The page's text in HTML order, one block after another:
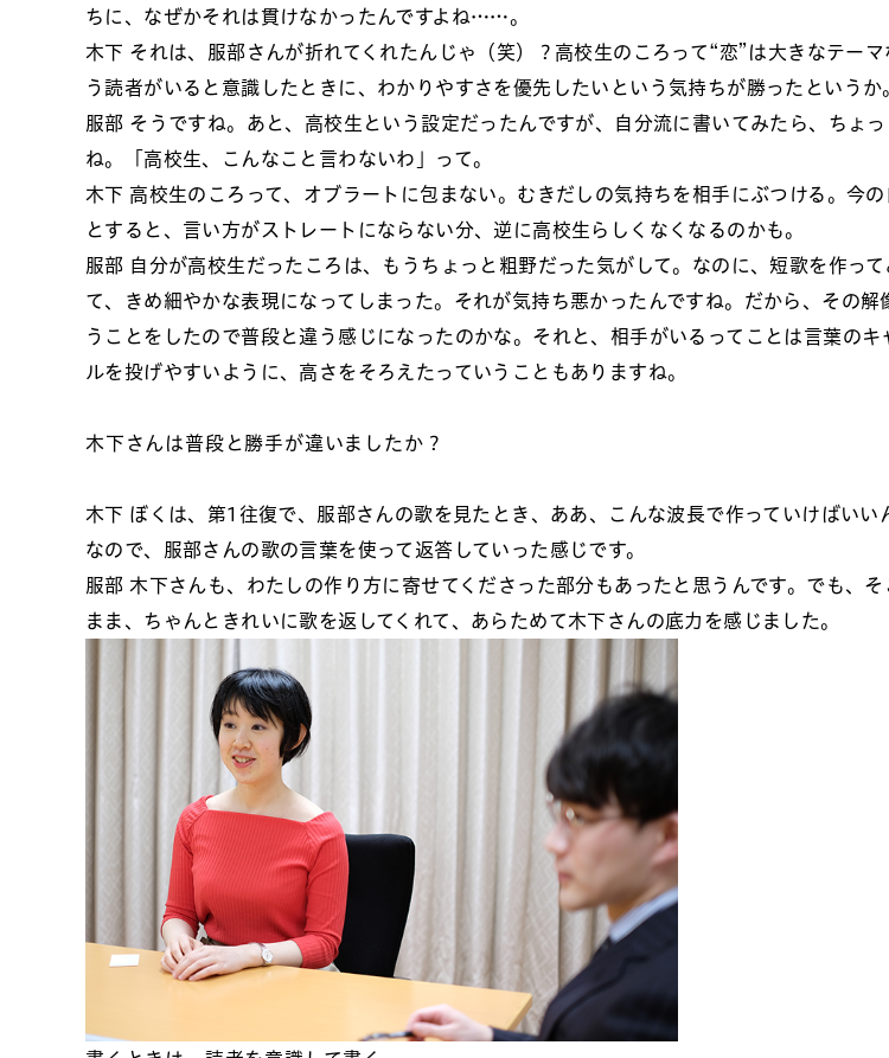
ちに、なぜかそれは貫けなかったんですよね……。
木下 それは、服部さんが折れてくれたんじゃ（笑）？高校生のころって“恋”は大きなテー
う読者がいると意識したときに、わかりやすさを優先したいという気持ちが勝ったというか
服部 そうですね。あと、高校生という設定だったんですが、自分流に書いてみたら、ちょ
ね。「高校生、こんなこと言わないわ」って。
木下 高校生のころって、オブラートに包まない。むきだしの気持ちを相手にぶつける。今
とすると、言い方がストレートにならない分、逆に高校生らしくなくなるのかも。
服部 自分が高校生だったころは、もうちょっと粗野だった気がして。なのに、短歌を作っ
て、きめ細やかな表現になってしまった。それが気持ち悪かったんですね。だから、その解
うことをしたので普段と違う感じになったのかな。それと、相手がいるってことは言葉の
ルを投げやすいように、高さをそろえたっていうこともありますね。
木下さんは普段と勝手が違いましたか？
木下 ぼくは、第1往復で、服部さんの歌を見たとき、ああ、こんな波長で作っていけばいい
なので、服部さんの歌の言葉を使って返答していった感じです。
服部 木下さんも、わたしの作り方に寄せてくださった部分もあったと思うんです。でも、
まま、ちゃんときれいに歌を返してくれて、あらためて木下さんの底力を感じました。